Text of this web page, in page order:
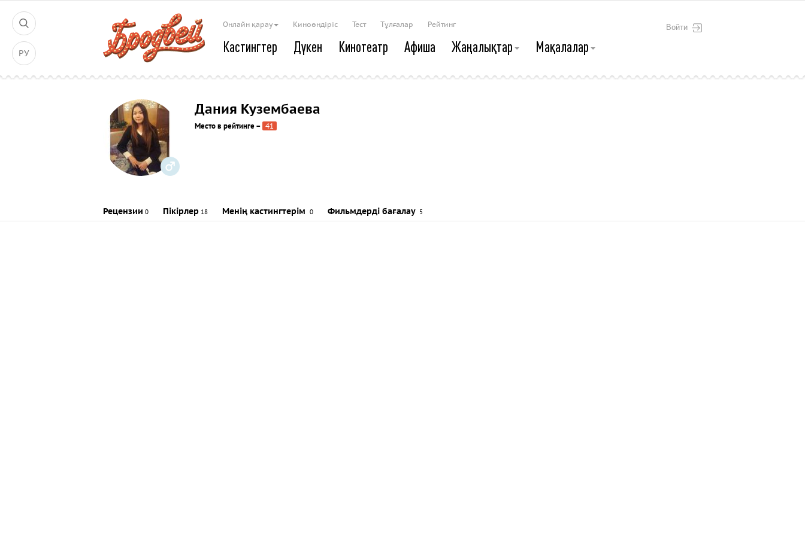
РУ
Войти
Онлайн қарау Киноөндіріс Тест Тұлғалар Рейтинг
Кастингтер Дүкен Кинотеатр Афиша Жаңалықтар Мақалалар
Дания Кузембаева
Место в рейтинге– 41
Рецензии 0 Пікірлер 18 Менің кастингтерім 0 Фильмдерді бағалау 5